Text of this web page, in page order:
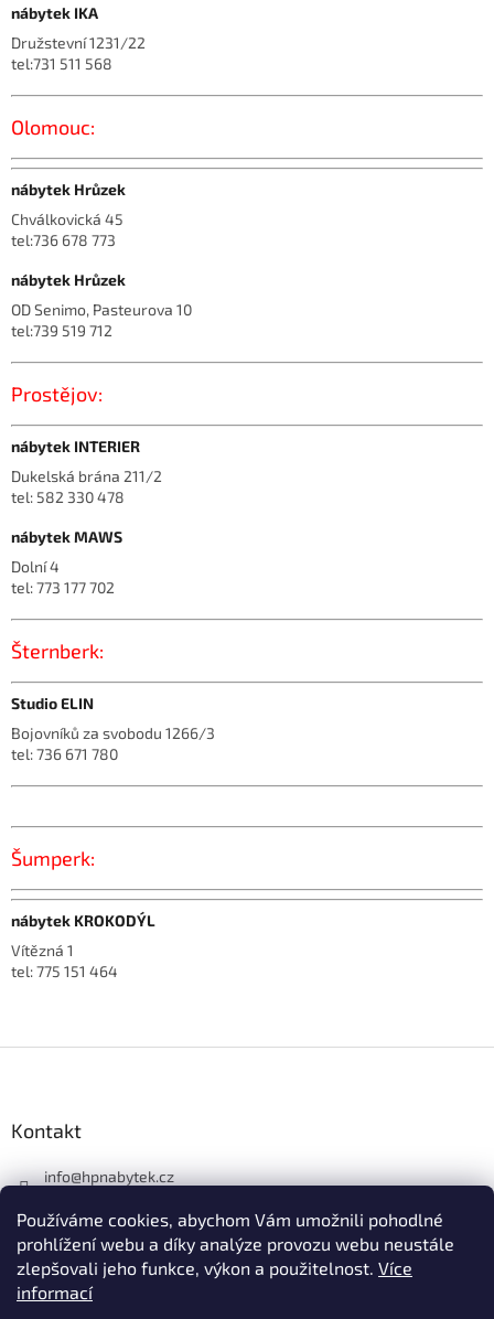
Používáme cookies, abychom Vám umožnili pohodlné
prohlížení webu a díky analýze provozu webu neustále
zlepšovali jeho funkce, výkon a použitelnost. Více
informací
nábytek IKA
Družstevní 1231/22
tel:731 511 568
Olomouc:
nábytek Hrůzek
Chválkovická 45
tel:736 678 773
nábytek Hrůzek
OD Senimo, Pasteurova 10
tel:739 519 712
Prostějov:
nábytek INTERIER
Dukelská brána 211/2
tel: 582 330 478
nábytek MAWS
Dolní 4
tel: 773 177 702
Šternberk:
Studio ELIN
Bojovníků za svobodu 1266/3
tel: 736 671 780
Šumperk:
nábytek KROKODÝL
Vítězná 1
tel: 775 151 464
Kontakt
info@hpnabytek.cz
HP masiv nábytek
hpmasivnabytek